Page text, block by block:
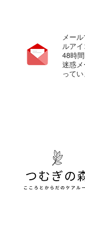
メー
ルア
​48時
迷惑
って